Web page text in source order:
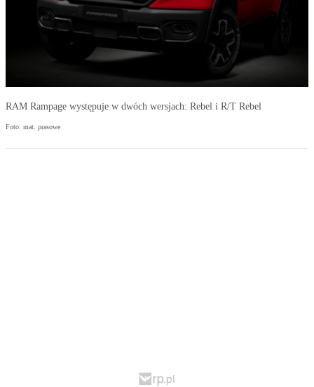
RAM Rampage występuje w dwóch wersjach: Rebel i R/T Rebel
Foto: mat. prasowe